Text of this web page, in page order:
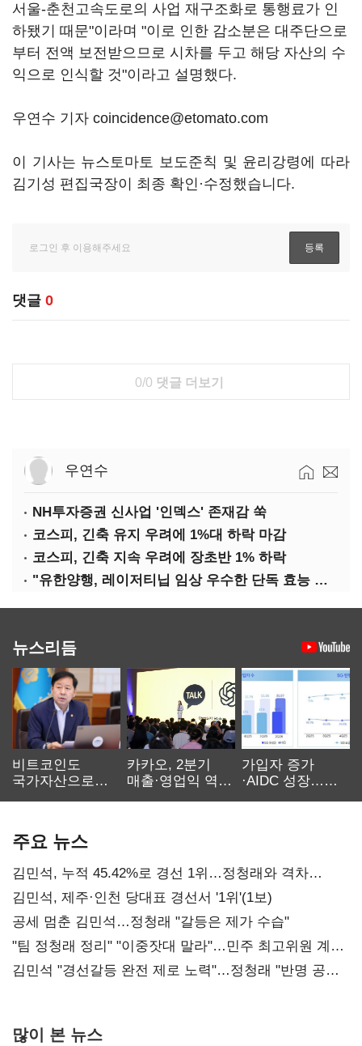
서울-춘천고속도로의 사업 재구조화로 통행료가 인
하됐기 때문"이라며 "이로 인한 감소분은 대주단으로
부터 전액 보전받으므로 시차를 두고 해당 자산의 수
익으로 인식할 것"이라고 설명했다.
우연수 기자 coincidence@etomato.com
이 기사는 뉴스토마토 보도준칙 및 윤리강령에 따라
김기성 편집국장이 최종 확인·수정했습니다.
댓글 0
0/0 댓글 더보기
우연수
NH투자증권 신사업 '인덱스' 존재감 쑥
코스피, 긴축 유지 우려에 1%대 하락 마감
코스피, 긴축 지속 우려에 장초반 1% 하락
"유한양행, 레이저티닙 임상 우수한 단독 효능 입증"-대신
뉴스리듬
비트코인도
국가자산으로…'
카카오, 2분기
매출·영업익 역대
가입자 증가
·AIDC 성장…
주요 뉴스
김민석, 누적 45.42%로 경선 1위…정청래와 격차
0.86%p(2보)
김민석, 제주·인천 당대표 경선서 '1위'(1보)
공세 멈춘 김민석…정청래 "갈등은 제가 수습"
"팀 정청래 정리" "이중잣대 말라"…민주 최고위원 계파
다툼 격화
김민석 "경선갈등 완전 제로 노력"…정청래 "반명 공세
많이 본 뉴스